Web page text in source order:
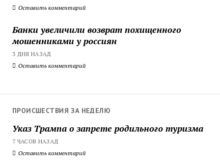
Оставить комментарий
Банки увеличили возврат похищенного
мошенниками у россиян
3 ДНЯ НАЗАД
Оставить комментарий
ПРОИСШЕСТВИЯ ЗА НЕДЕЛЮ
Указ Трампа о запрете родильного туризма
7 ЧАСОВ НАЗАД
Оставить комментарий